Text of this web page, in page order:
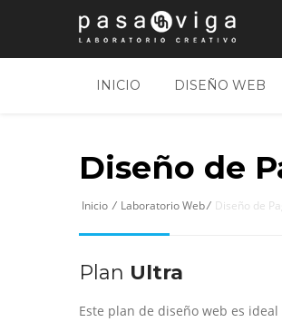
INICIO DISEÑO WEB
Diseño de
Inicio / Laboratorio Web/ Diseño de
Plan Ultra
Este plan de diseño web es